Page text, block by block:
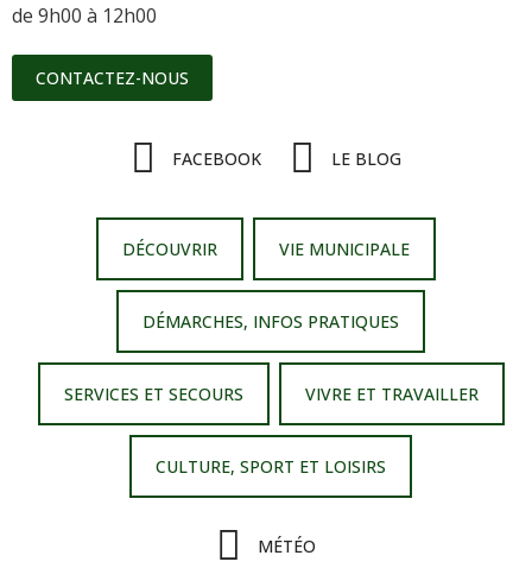
de 9h00 à 12h00
CONTACTEZ-NOUS
FACEBOOK LE BLOG
DÉCOUVRIR VIE MUNICIPALE
DÉMARCHES, INFOS PRATIQUES
SERVICES ET SECOURS VIVRE ET TRAVAILLER
CULTURE, SPORT ET LOISIRS
MÉTÉO